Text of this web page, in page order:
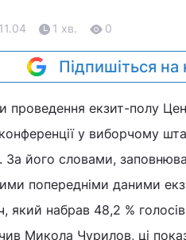
1 хв. 0
Підпишіться на
проведення екзит-полу
у виборчому
За його словами,
попередніми даними
який набрав 48,2 %
Микола Чурилов, ці